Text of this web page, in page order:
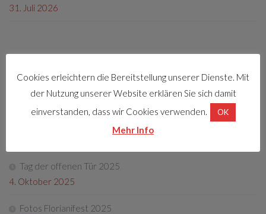
31. Juli 2026
Florianifest 2026
8. April 2026
Tag der offenen Tür 2025
4. Oktober 2025
Fotos Florianifest 2025
Cookies erleichtern die Bereitstellung unserer Dienste. Mit
der Nutzung unserer Website erklären Sie sich damit
einverstanden, dass wir Cookies verwenden.
OK
Mehr Info